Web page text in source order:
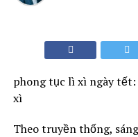
phong tục lì xì ngày tết:
xì
Theo truyền thống,